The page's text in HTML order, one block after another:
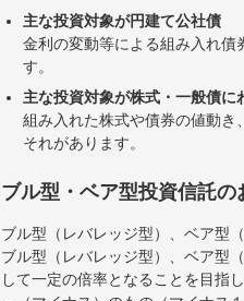
主な投資対象が円建て公社債
金利の変動等による組み入れ
す。
主な投資対象が株式・一般債
組み入れた株式や債券の値動
それがあります。
ブル型・ベア型投資信託
ブル型（レバレッジ型）、ベア型
ブル型（レバレッジ型）、ベア型
して一定の倍率となることを目指